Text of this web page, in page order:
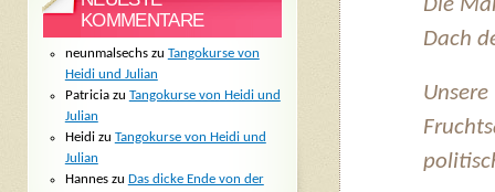
Die
Dach
KOMMENTARE
neunmalsechszu Tangokurse von
Heidi und Julian
Patriciazu Tangokurse von Heidi und
Julian
Heidizu Tangokurse von Heidi und
Julian
Hanneszu Das dicke Ende von der